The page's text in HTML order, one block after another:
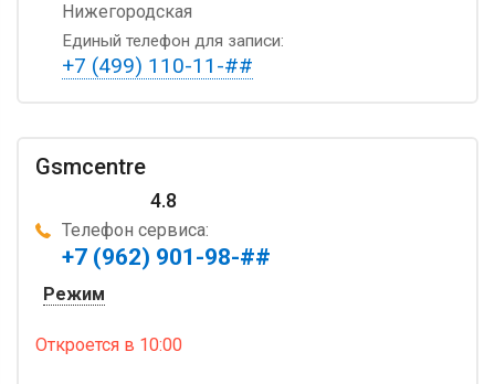
Нижегородская
Единый телефон для записи:
+7 (499) 110-11-##
Gsmcentre
4.8
Телефон сервиса:
+7 (962) 901-98-##
Режим
Откроется в 10:00